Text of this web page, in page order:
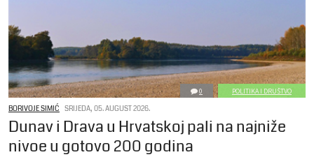
0 POLITIKA I DRUŠTVO
BORIVOJE SIMIĆ SRIJEDA, 05. AUGUST 2026.
Dunav i Drava u Hrvatskoj pali na najniže
nivoe u gotovo 200 godina